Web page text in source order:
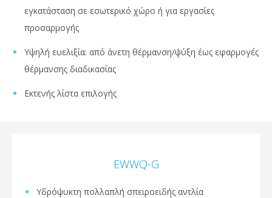
εγκατάσταση σε εσωτερικό χώρο ή για εργασίες
προσαρμογής
Υψηλή ευελιξία: από άνετη θέρμανση/ψύξη έως εφαρμογές
θέρμανσης διαδικασίας
Εκτενής λίστα επιλογής
EWWQ-G
Υδρόψυκτη πολλαπλή σπειροειδής αντλία